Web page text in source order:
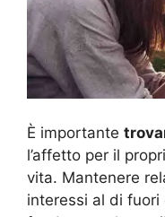
È importante
l’affetto per il
vita. Mantenere
interessi al di fuori